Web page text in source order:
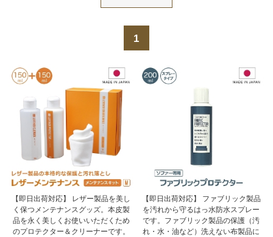
1
【即日出荷対応】 レザー製品を美し
く保つメンテナンスグッズ。本皮製
品を永く美しくお使いいただくため
のプロテクター＆クリーナーです。
【即日出荷対応】 ファブリック製品
を汚れから守るはっ水防水スプレー
です。ファブリック製品の保護（汚
れ・水・油など）洗えない布製品に